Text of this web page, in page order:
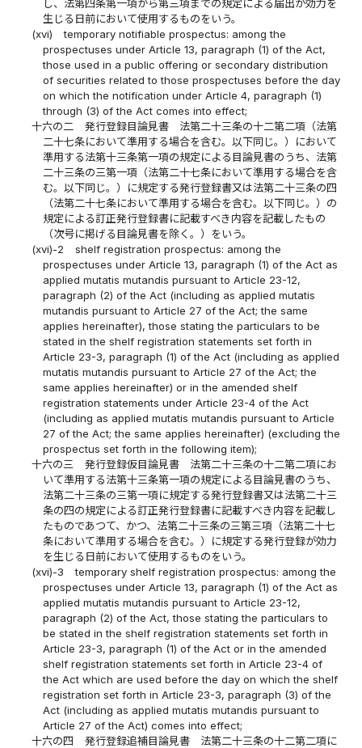
し、法第四条第一項から第三項までの規定による届出が効力を
生じる日前において使用するものをいう。
(xvi)
temporary notifiable prospectus: among the
prospectuses under Article 13, paragraph (1) of the Act,
those used in a public offering or secondary distribution
of securities related to those prospectuses before the day
on which the notification under Article 4, paragraph (1)
through (3) of the Act comes into effect;
十六の二
発行登録目論見書 法第二十三条の十二第二項（法第
二十七条において準用する場合を含む。以下同じ。）において
準用する法第十三条第一項の規定による目論見書のうち、法第
二十三条の三第一項（法第二十七条において準用する場合を含
む。以下同じ。）に規定する発行登録書又は法第二十三条の四
（法第二十七条において準用する場合を含む。以下同じ。）の
規定による訂正発行登録書に記載すべき内容を記載したもの
（次号に掲げる目論見書を除く。）をいう。
(xvi)-2
shelf registration prospectus: among the
prospectuses under Article 13, paragraph (1) of the Act as
applied mutatis mutandis pursuant to Article 23-12,
paragraph (2) of the Act (including as applied mutatis
mutandis pursuant to Article 27 of the Act; the same
applies hereinafter), those stating the particulars to be
stated in the shelf registration statements set forth in
Article 23-3, paragraph (1) of the Act (including as applied
mutatis mutandis pursuant to Article 27 of the Act; the
same applies hereinafter) or in the amended shelf
registration statements under Article 23-4 of the Act
(including as applied mutatis mutandis pursuant to Article
27 of the Act; the same applies hereinafter) (excluding the
prospectus set forth in the following item);
十六の三
発行登録仮目論見書 法第二十三条の十二第二項にお
いて準用する法第十三条第一項の規定による目論見書のうち、
法第二十三条の三第一項に規定する発行登録書又は法第二十三
条の四の規定による訂正発行登録書に記載すべき内容を記載し
たものであつて、かつ、法第二十三条の三第三項（法第二十七
条において準用する場合を含む。）に規定する発行登録が効力
を生じる日前において使用するものをいう。
(xvi)-3
temporary shelf registration prospectus: among the
prospectuses under Article 13, paragraph (1) of the Act as
applied mutatis mutandis pursuant to Article 23-12,
paragraph (2) of the Act, those stating the particulars to
be stated in the shelf registration statements set forth in
Article 23-3, paragraph (1) of the Act or in the amended
shelf registration statements set forth in Article 23-4 of
the Act which are used before the day on which the shelf
registration set forth in Article 23-3, paragraph (3) of the
Act (including as applied mutatis mutandis pursuant to
Article 27 of the Act) comes into effect;
十六の四
発行登録追補目論見書 法第二十三条の十二第二項に